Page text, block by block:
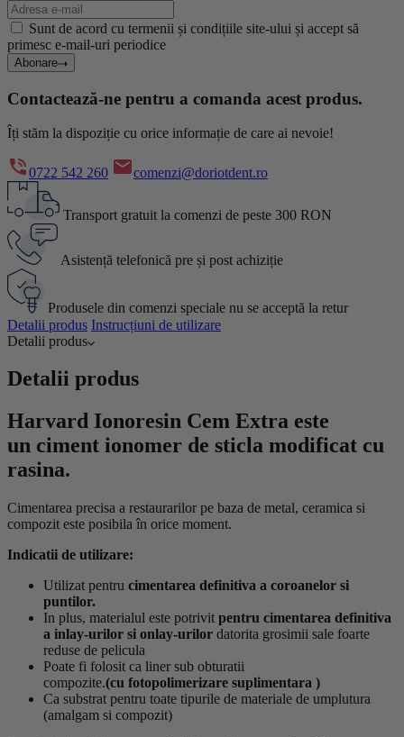
Sunt de acord cu termenii și condițiile site-ului și accept să
primesc e-mail-uri periodice
Abonare
Contactează-ne pentru a comanda acest produs.
Îți stăm la dispoziție cu orice informație de care ai nevoie!
0722 542 260 comenzi@doriotdent.ro
Transport gratuit la comenzi de peste 300 RON
Asistență telefonică pre și post achiziție
Produsele din comenzi speciale nu se acceptă la retur
Detalii produs Instrucțiuni de utilizare
Detalii produs
Detalii produs
Harvard Ionoresin Cem Extra este
un ciment ionomer de sticla modificat cu
rasina.
Cimentarea precisa a restaurarilor pe baza de metal, ceramica si
compozit este posibila în orice moment.
Indicatii de utilizare:
Utilizat pentru cimentarea definitiva a coroanelor si
puntilor.
In plus, materialul este potrivit pentru cimentarea definitiva
a inlay-urilor si onlay-urilor datorita grosimii sale foarte
reduse de pelicula
Poate fi folosit ca liner sub obturatii
compozite.(cu fotopolimerizare suplimentara )
Ca substrat pentru toate tipurile de materiale de umplutura
(amalgam si compozit)